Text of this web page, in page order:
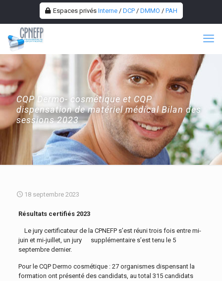
Espaces privés Interne/ DCP/ DMMO / PAH
CQP Dermo- cosmétique et CQP
dispensation de matériel médical Bilan des
sessions 2023
18 septembre 2023
Résultats certifiés 2023
Le jury certificateur de la CPNEFP s’est réuni trois fois entre mi-
juin et mi-juillet, un jury supplémentaire s’est tenu le 5
septembre dernier.
Pour le CQP Dermo cosmétique : 27 organismes dispensant la
formation ont présenté des candidats, au total 315 candidats